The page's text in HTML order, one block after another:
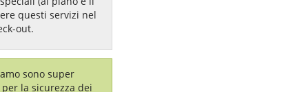
questi servizi nel
out.
sono super
la sicurezza dei